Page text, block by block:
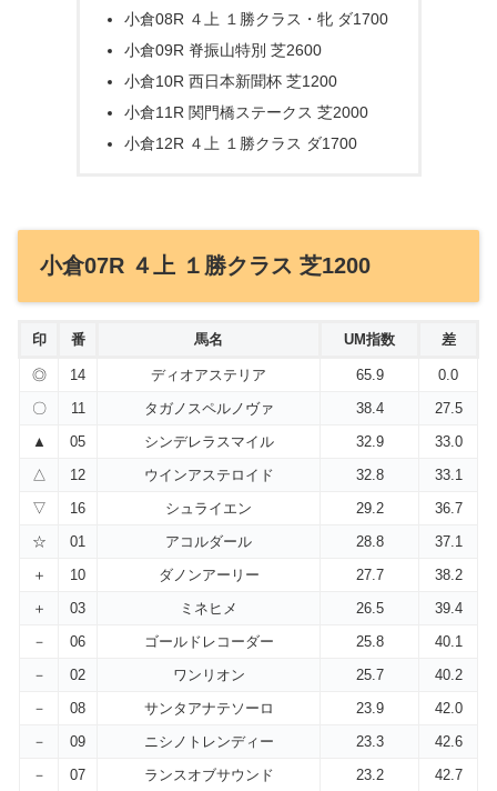
小倉08R ４上 １勝クラス・牝 ダ1700
小倉09R 脊振山特別 芝2600
小倉10R 西日本新聞杯 芝1200
小倉11R 関門橋ステークス 芝2000
小倉12R ４上 １勝クラス ダ1700
小倉07R ４上 １勝クラス 芝1200
印 番 馬名 UM指数 差
◎ 14 ディオアステリア 65.9
0.0
〇
11 タガノスペルノヴァ 38.4
27.5
▲
05 シンデレラスマイル 32.9
33.0
△
12 ウインアステロイド 32.8
33.1
▽
16 シュライエン 29.2
36.7
☆
01 アコルダール 28.8
37.1
＋
10 ダノンアーリー 27.7
38.2
＋
03 ミネヒメ 26.5
39.4
－
06 ゴールドレコーダー 25.8
40.1
－
02 ワンリオン 25.7
40.2
－
08 サンタアナテソーロ 23.9
42.0
－
09 ニシノトレンディー 23.3
42.6
－
07 ランスオブサウンド 23.2
42.7